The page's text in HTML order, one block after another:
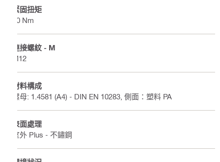
緊固扭矩
40 Nm
連接螺紋 - M
M12
材料構成
螺母: 1.4581 (A4) - DIN EN 10283, 側面：塑料 PA
表面處理
室外 Plus - 不鏽鋼